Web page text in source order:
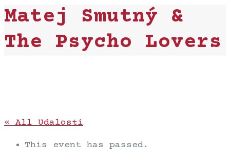
Matej Smutný &
The Psycho Lovers
« All Udalosti
This event has passed.